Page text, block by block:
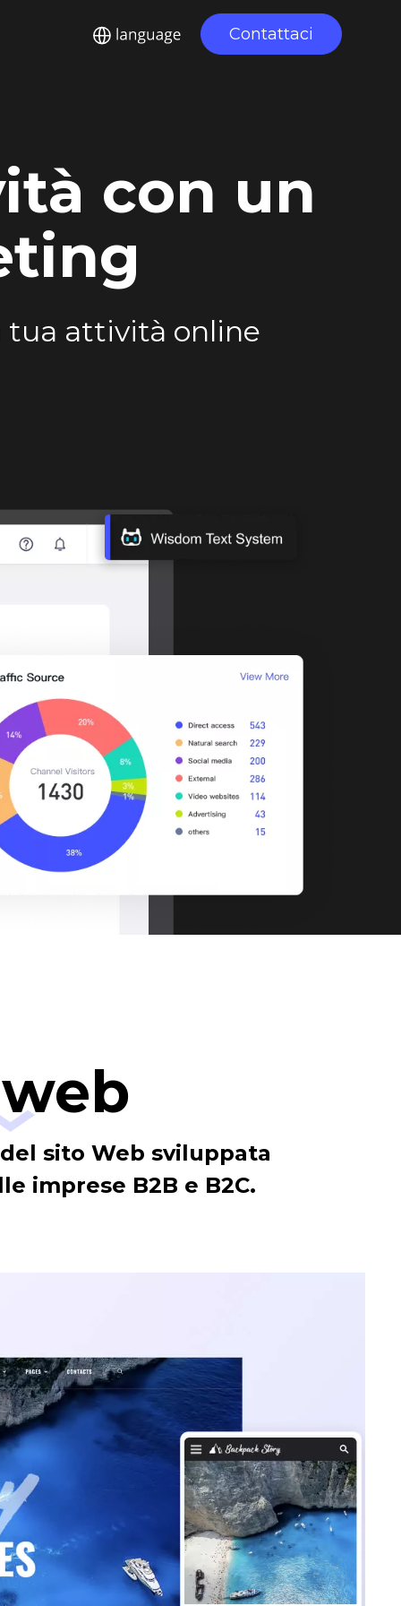
Contattaci
con un
tua attività online
sito Web sviluppata
imprese B2B e B2C.